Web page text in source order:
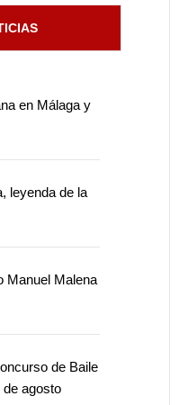
en Málaga y
leyenda de la
Manuel Malena
de Baile
de agosto